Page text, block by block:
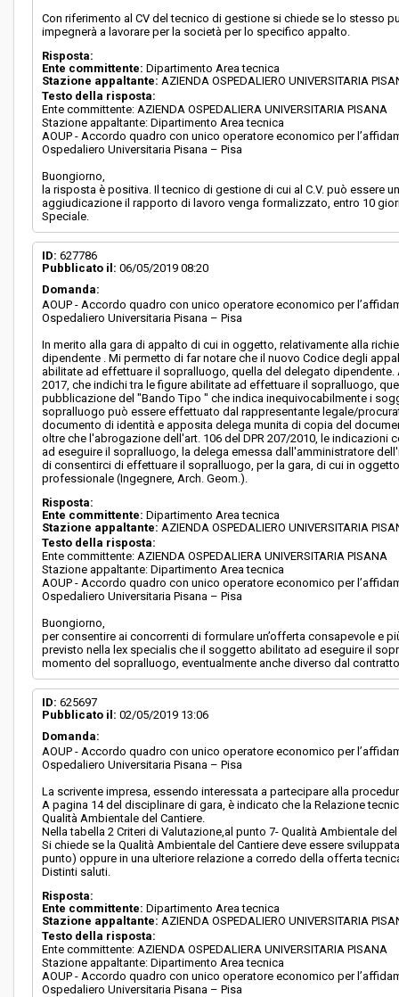
Con riferimento al CV del tecnico di gestione si chiede se lo stesso
impegnerà a lavorare per la società per lo specifico appalto.
Risposta:
Ente committente: Dipartimento Area tecnica
Stazione appaltante: AZIENDA OSPEDALIERO UNIVERSITARIA
Testo della risposta:
Ente committente: AZIENDA OSPEDALIERA UNIVERSITARIA PISANA
Stazione appaltante: Dipartimento Area tecnica
AOUP - Accordo quadro con unico operatore economico per
Ospedaliero Universitaria Pisana – Pisa
Buongiorno,
la risposta è positiva. Il tecnico di gestione di cui al C.V. può
aggiudicazione il rapporto di lavoro venga formalizzato, entro 10
Speciale.
ID: 627786
Pubblicato il: 06/05/2019 08:20
Domanda:
AOUP - Accordo quadro con unico operatore economico per
Ospedaliero Universitaria Pisana – Pisa
In merito alla gara di appalto di cui in oggetto, relativamente alla
dipendente . Mi permetto di far notare che il nuovo Codice degli
abilitate ad effettuare il sopralluogo, quella del delegato
2017, che indichi tra le figure abilitate ad effettuare il sopralluogo,
pubblicazione del "Bando Tipo " che indica inequivocabilmente i
sopralluogo può essere effettuato dal rappresentante legale/
documento di identità e apposita delega munita di copia del
oltre che l'abrogazione dell'art. 106 del DPR 207/2010, le
ad eseguire il sopralluogo, la delega emessa dall'amministratore
di consentirci di effettuare il sopralluogo, per la gara, di cui in
professionale (Ingegnere, Arch. Geom.).
Risposta:
Ente committente: Dipartimento Area tecnica
Stazione appaltante: AZIENDA OSPEDALIERO UNIVERSITARIA
Testo della risposta:
Ente committente: AZIENDA OSPEDALIERA UNIVERSITARIA PISANA
Stazione appaltante: Dipartimento Area tecnica
AOUP - Accordo quadro con unico operatore economico per
Ospedaliero Universitaria Pisana – Pisa
Buongiorno,
per consentire ai concorrenti di formulare un’offerta consapevole e
previsto nella lex specialis che il soggetto abilitato ad eseguire il
momento del sopralluogo, eventualmente anche diverso dal
ID: 625697
Pubblicato il: 02/05/2019 13:06
Domanda:
AOUP - Accordo quadro con unico operatore economico per
Ospedaliero Universitaria Pisana – Pisa
La scrivente impresa, essendo interessata a partecipare alla
A pagina 14 del disciplinare di gara, è indicato che la Relazione
Qualità Ambientale del Cantiere.
Nella tabella 2 Criteri di Valutazione,al punto 7- Qualità Ambientale
Si chiede se la Qualità Ambientale del Cantiere deve essere
punto) oppure in una ulteriore relazione a corredo della offerta
Distinti saluti.
Risposta:
Ente committente: Dipartimento Area tecnica
Stazione appaltante: AZIENDA OSPEDALIERO UNIVERSITARIA
Testo della risposta:
Ente committente: AZIENDA OSPEDALIERA UNIVERSITARIA PISANA
Stazione appaltante: Dipartimento Area tecnica
AOUP - Accordo quadro con unico operatore economico per
Ospedaliero Universitaria Pisana – Pisa